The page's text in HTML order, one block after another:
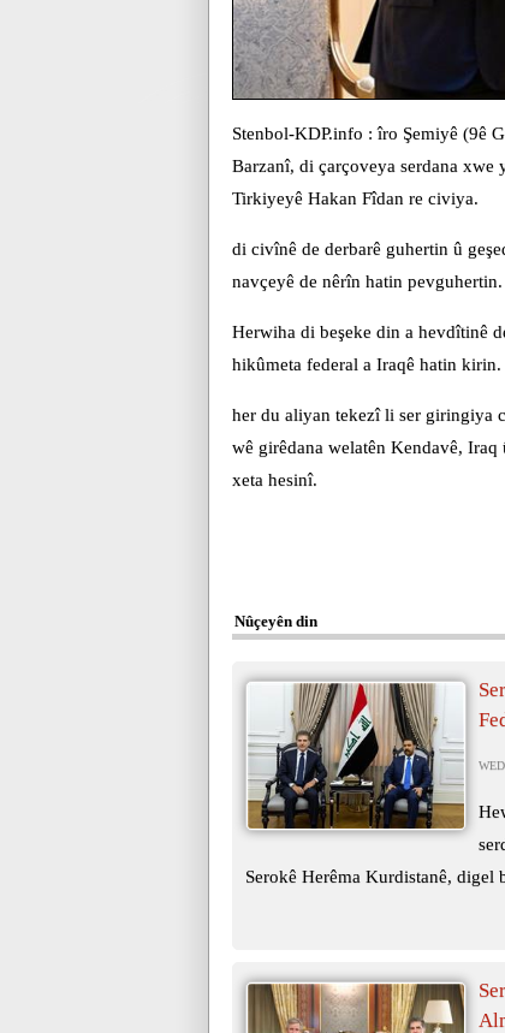
Stenbol-KDP.info : îro Şemiyê (9ê
Barzanî, di çarçoveya serdana
Tirkiyeyê Hakan Fîdan re civiya.
di civînê de derbarê guhertin û
navçeyê de nêrîn hatin pevguhertin.
Herwiha di beşeke din a hevdîtinê
hikûmeta federal a Iraqê hatin kirin.
her du aliyan tekezî li ser giringiya
wê girêdana welatên Kendavê,
xeta hesinî.
Nûçeyên din
Serokê Herêma Kurdistanê,